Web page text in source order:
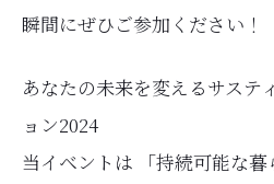
瞬間にぜひご参加ください！
あなたの未来を変えるサステ
ョン2024
当イベントは 「持続可能な